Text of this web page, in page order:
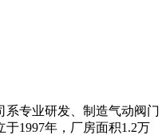
专业研发、制造气动阀门
1997年，厂房面积1.2万